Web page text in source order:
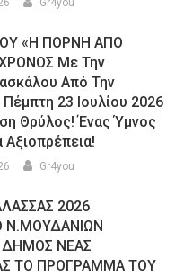
Gr4you
«Η ΠΟΡΝΗ ΑΠΟ
Με Την
Από Την
23 Ιουλίου 2026
Θρύλος! Ένας Ύμνος
Αξιοπρέπεια!
Gr4you
2026
Ν.ΜΟΥΔΑΝΙΩΝ
ΔΗΜΟΣ ΝΕΑΣ
ΤΟ ΠΡΟΓΡΑΜΜΑ ΤΟΥ